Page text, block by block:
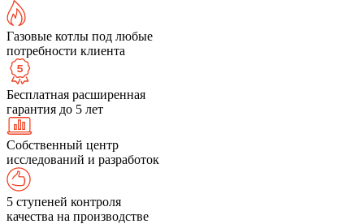
Газовые котлы под любые
потребности клиента
Бесплатная расширенная
гарантия до 5 лет
Собственный центр
исследований и разработок
5 ступеней контроля
качества на производстве